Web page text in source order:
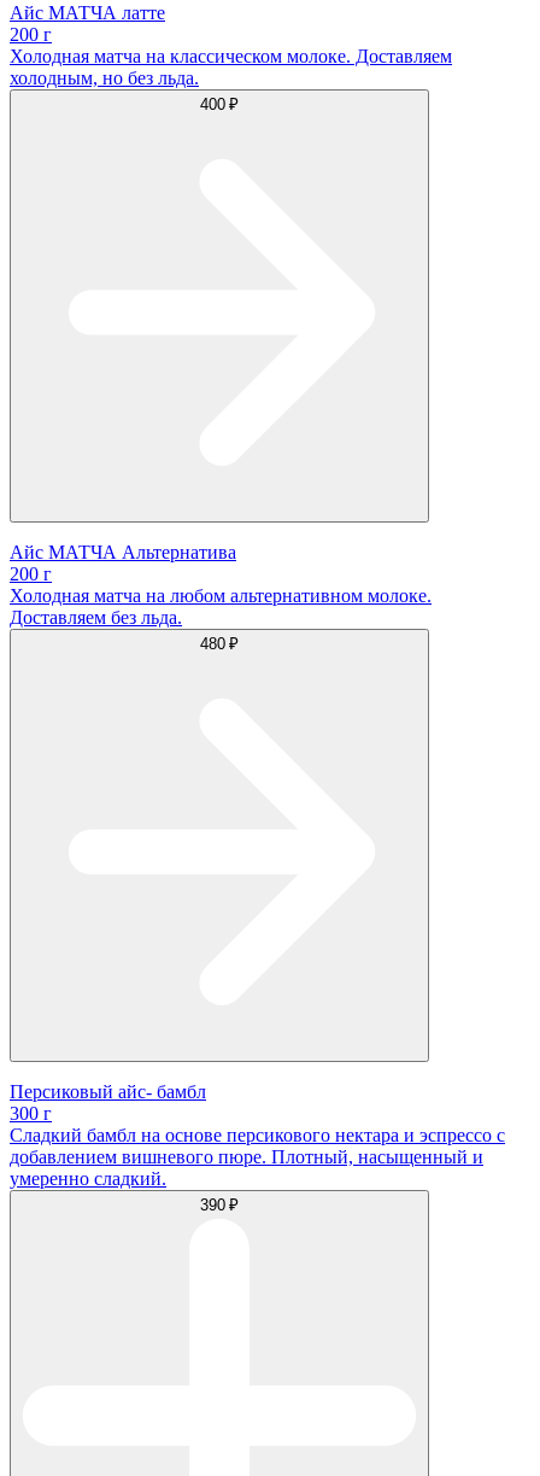
Айс МАТЧА латте
200 г
Холодная матча на классическом молоке. Доставляем
холодным, но без льда.
400 ₽
Айс МАТЧА Альтернатива
200 г
Холодная матча на любом альтернативном молоке.
Доставляем без льда.
480 ₽
Персиковый айс- бамбл
300 г
Сладкий бамбл на основе персикового нектара и эспрессо с
добавлением вишневого пюре. Плотный, насыщенный и
умеренно сладкий.
390 ₽